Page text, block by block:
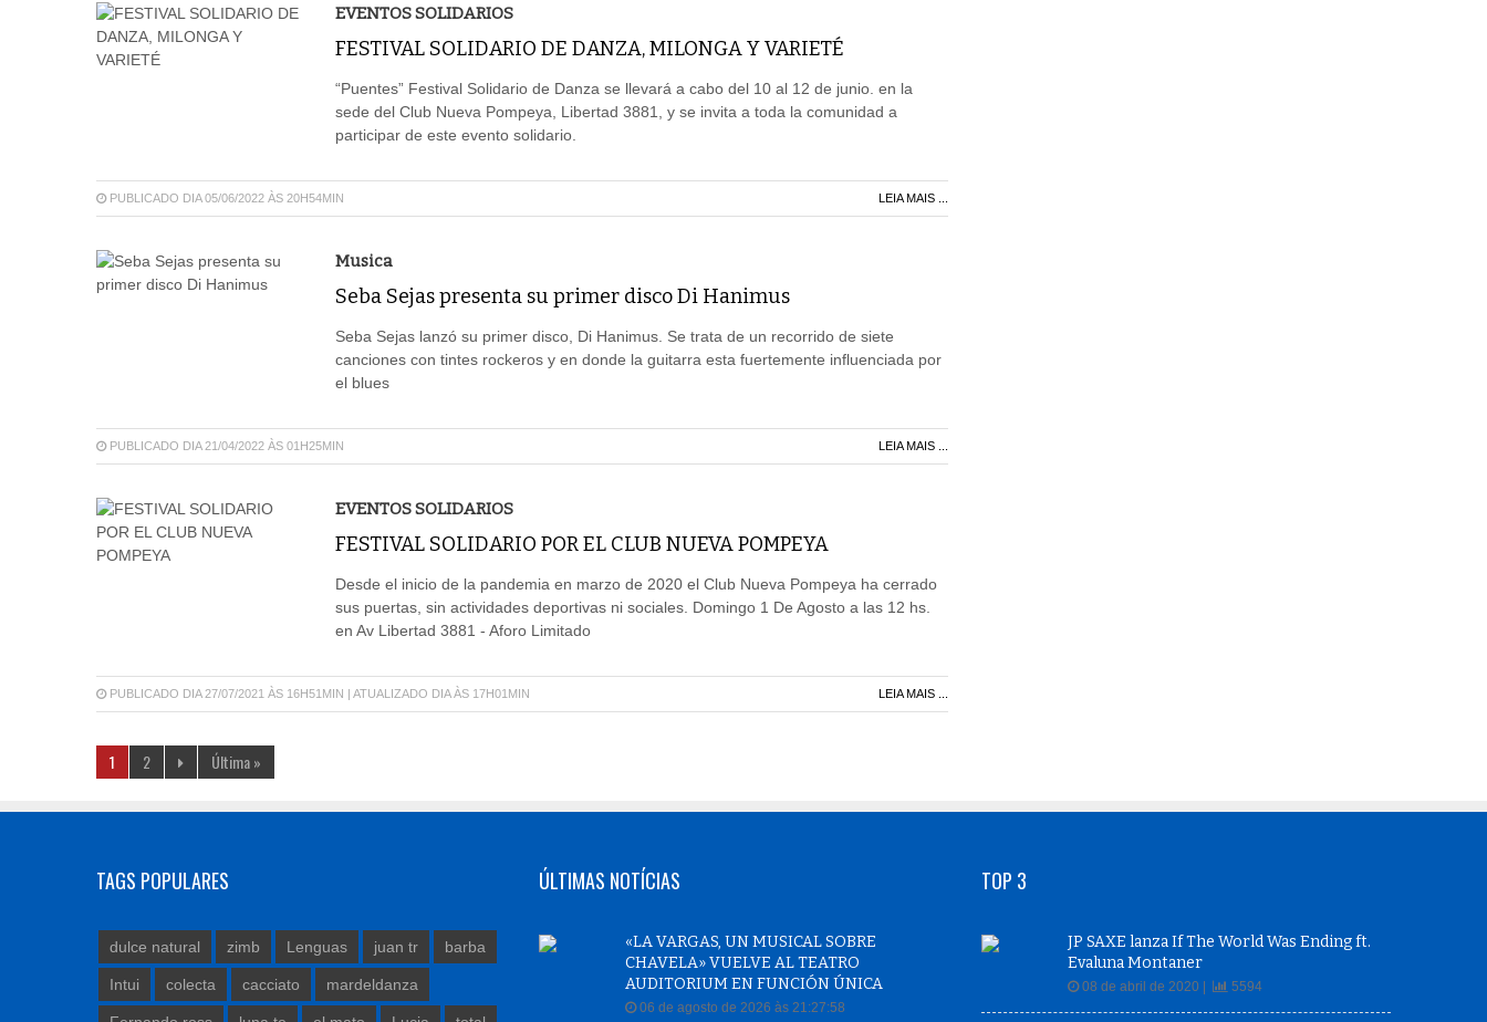
EVENTOS SOLIDARIOS
FESTIVAL SOLIDARIO DE DANZA, MILONGA Y VARIETÉ
“Puentes” Festival Solidario de Danza se llevará a cabo del 10 al 12 de junio. en la
sede del Club Nueva Pompeya, Libertad 3881, y se invita a toda la comunidad a
participar de este evento solidario.
PUBLICADO DIA 05/06/2022 ÀS 20H54MIN LEIA MAIS ...
Musica
Seba Sejas presenta su primer disco Di Hanimus
Seba Sejas lanzó su primer disco, Di Hanimus. Se trata de un recorrido de siete
canciones con tintes rockeros y en donde la guitarra esta fuertemente influenciada por
el blues
PUBLICADO DIA 21/04/2022 ÀS 01H25MIN LEIA MAIS ...
EVENTOS SOLIDARIOS
FESTIVAL SOLIDARIO POR EL CLUB NUEVA POMPEYA
Desde el inicio de la pandemia en marzo de 2020 el Club Nueva Pompeya ha cerrado
sus puertas, sin actividades deportivas ni sociales. Domingo 1 De Agosto a las 12 hs.
en Av Libertad 3881 - Aforo Limitado
PUBLICADO DIA 27/07/2021 ÀS 16H51MIN | ATUALIZADO DIA ÀS 17H01MIN LEIA MAIS ...
1 2 Última »
TAGS POPULARES
dulce natural zimb Lenguas juan tr barba
Intui colecta cacciato mardeldanza
ÚLTIMAS NOTÍCIAS
«LA VARGAS, UN MUSICAL SOBRE
CHAVELA» VUELVE AL TEATRO
AUDITORIUM EN FUNCIÓN ÚNICA
06 de agosto de 2026 às 21:27:58
TOP 3
JP SAXE lanza If The World Was Ending ft.
Evaluna Montaner
08 de abril de 2020 | 5594